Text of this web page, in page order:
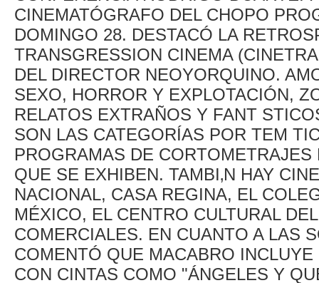
CINEMATÓGRAFO DEL CHOPO
DOMINGO 28. DESTACÓ LA
TRANSGRESSION CINEMA
DEL DIRECTOR NEOYORQUINO.
SEXO, HORROR Y EXPLOTACIÓN,
RELATOS EXTRAÑOS Y FANT
SON LAS CATEGORÍAS POR TEM
PROGRAMAS DE
QUE SE EXHIBEN. TAMBI‚N HAY
NACIONAL, CASA REGINA, EL
MÉXICO, EL CENTRO CULTURAL
COMERCIALES. EN CUANTO A LAS
COMENTÓ QUE MACABRO
CON CINTAS COMO "ÁNGELES Y